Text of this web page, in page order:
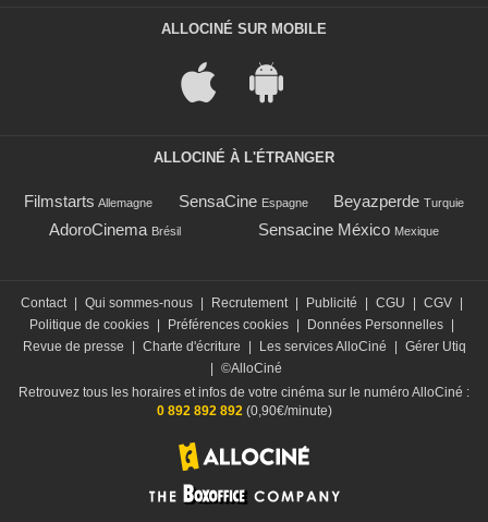
ALLOCINÉ SUR MOBILE
ALLOCINÉ À L'ÉTRANGER
Filmstarts Allemagne SensaCine Espagne Beyazperde Turquie
AdoroCinema Brésil Sensacine México Mexique
Contact Qui sommes-nous Recrutement Publicité CGU CGV
Politique de cookies
Préférences cookies Données Personnelles
Revue de presse
Charte d'écriture Les services AlloCiné
Gérer Utiq
©AlloCiné
Retrouvez tous les horaires et infos de votre cinéma sur le numéro AlloCiné :
0 892 892 892(0,90€/minute)